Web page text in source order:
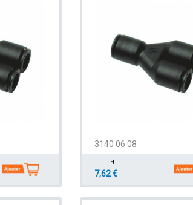
3140 06 08
HT
7,62 €